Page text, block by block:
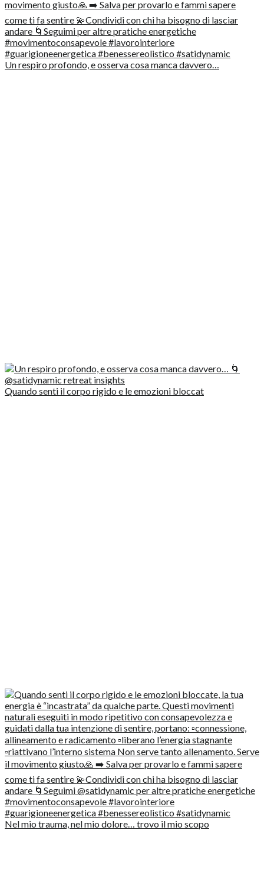
Un respiro profondo, e osserva cosa manca davvero…
Quando senti il corpo rigido e le emozioni bloccat
Nel mio trauma, nel mio dolore… trovo il mio scopo